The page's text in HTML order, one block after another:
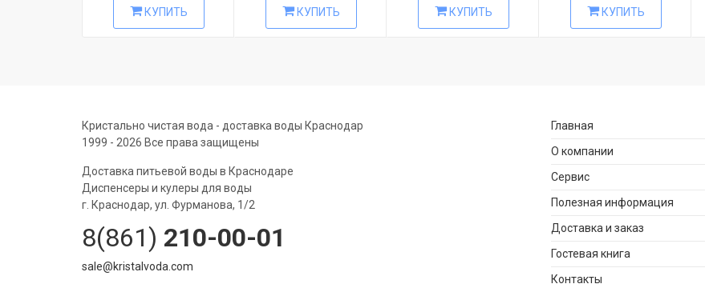
КУПИТЬ КУПИТЬ КУПИТЬ КУПИТЬ
Кристально чистая вода - доставка воды Краснодар
1999 - 2026 Все права защищены
Доставка питьевой воды в Краснодаре
Диспенсеры и кулеры для воды
г. Краснодар, ул. Фурманова, 1/2
8(861) 210-00-01
sale@kristalvoda.com
Главная
О компании
Сервис
Полезная информация
Доставка и заказ
Гостевая книга
Контакты